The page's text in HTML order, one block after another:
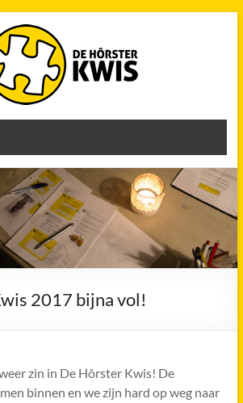
2017 bijna vol!
zin in De Hôrster Kwis! De
binnen en we zijn hard op weg naar